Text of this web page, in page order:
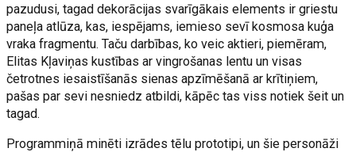
pazudusi, tagad dekorācijas svarīgākais elements ir griestu
paneļa atlūza, kas, iespējams, iemieso sevī kosmosa kuģa
vraka fragmentu. Taču darbības, ko veic aktieri, piemēram,
Elitas Kļaviņas kustības ar vingrošanas lentu un visas
četrotnes iesaistīšanās sienas apzīmēšanā ar krītiņiem,
pašas par sevi nesniedz atbildi, kāpēc tas viss notiek šeit un
tagad.
Programmiņā minēti izrādes tēlu prototipi, un šie personāži